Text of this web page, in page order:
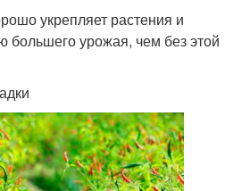
укрепляет растения и
большего урожая, чем без этой